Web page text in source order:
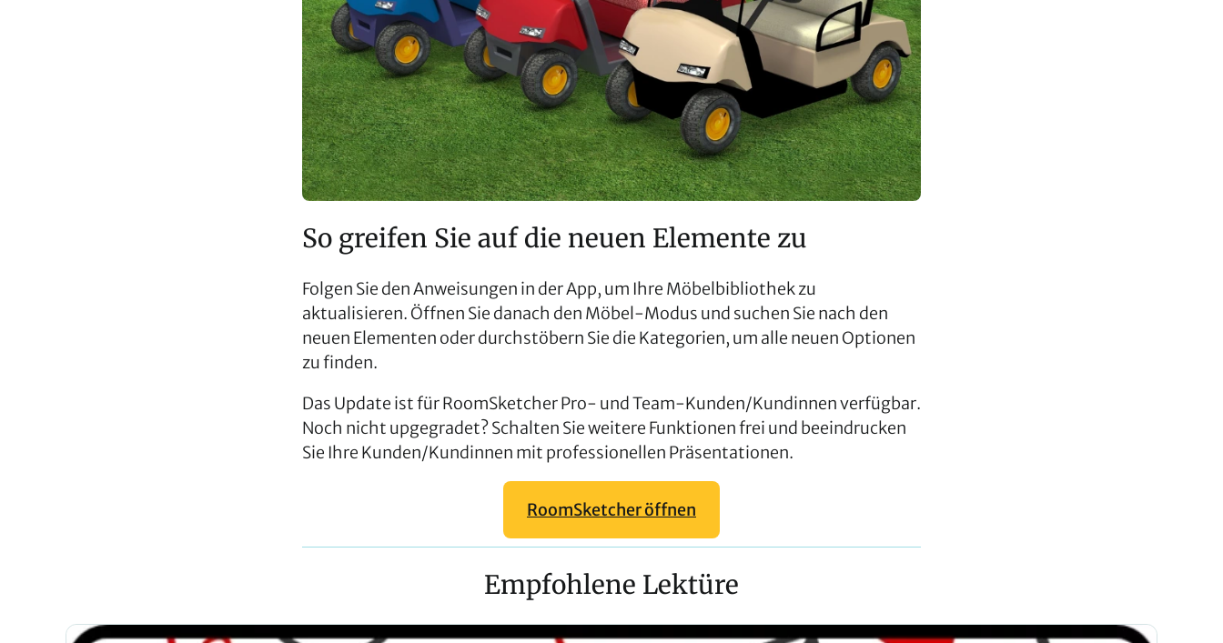
So greifen Sie auf die neuen Elemente zu
Folgen Sie den Anweisungen in der App, um Ihre Möbelbibliothek zu
aktualisieren. Öffnen Sie danach den Möbel-Modus und suchen Sie nach den
neuen Elementen oder durchstöbern Sie die Kategorien, um alle neuen Optionen
zu finden.
Das Update ist für RoomSketcher Pro- und Team-Kunden/Kundinnen verfügbar.
Noch nicht upgegradet? Schalten Sie weitere Funktionen frei und beeindrucken
Sie Ihre Kunden/Kundinnen mit professionellen Präsentationen.
RoomSketcher öffnen
Empfohlene Lektüre